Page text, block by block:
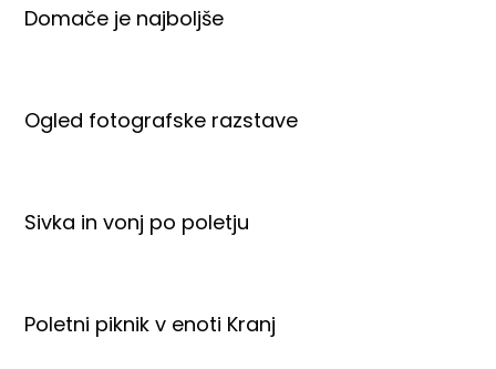
Domače je najboljše
Ogled fotografske razstave
Sivka in vonj po poletju
Poletni piknik v enoti Kranj